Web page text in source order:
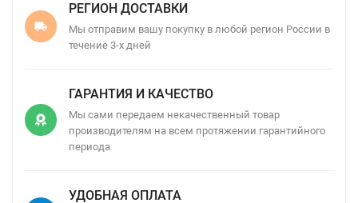
РЕГИОН ДОСТАВКИ
Мы отправим вашу покупку в любой регион России в
течение 3-х дней
ГАРАНТИЯ И КАЧЕСТВО
Мы сами передаем некачественный товар
производителям на всем протяжении гарантийного
периода
УДОБНАЯ ОПЛАТА